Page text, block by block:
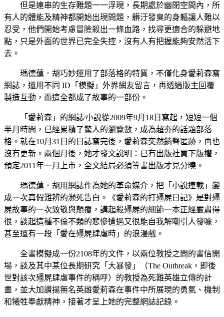
但是連串的生存難題一一浮現，長期處於幽閉空間內，所
有人的體能及精神都開始出現問題，髒汙發臭的身軀讓人難以
忍受，他們開始考慮冒險殺出一條血路，找尋更適合的躲避地
點，只是外面的世界已完全失控，沒有人有把握能夠安然活下
去。
瑪德蓮．胡巧妙運用了部落格的特質，不僅化身愛莉森寫
網誌，還用不同 ID「模擬」外界網友留言，再透過版主回覆
製造互動，而這全都成了故事的一部份。
「愛莉森」的網誌∕小說從2009年9月18日寫起，短短一個
半月時間，已經累積了驚人的瀏覽數，成為超夯的話題部落
格。就在10月31日的日誌寫完後，愛莉森突然銷聲匿跡，再也
沒有更新。兩個月後，她才發文說明：已有出版社買下版權，
預定2011年一月上市，全文結局必須等書出版才見分曉。
瑪德蓮．胡用網誌作為她的革命媒介，把「小說連載」變
成一次真假難辨的瀕死告白。《愛莉森的打殭屍日記》是對殭
屍故事的一次致敬與顛覆，講起殺殭屍的細節一本正經嚴肅得
很，談起這種不倫不類的悲慘遭遇又很能自我解嘲引人發噱，
甚至還有一段「愛在殭屍肆虐時」的浪漫戲。
全書模擬成一份2108年的文件，以兩位教授之間的書信開
場，談及其中某位長期研究「大暴發」（The Outbreak，即後
世對該次殭屍肆虐事件的稱呼）的教授為死難英雄立傳的計
畫，並大加讚揚無名英雌愛莉森在事件中所展現的勇氣、機制
和犧牲奉獻精神，接著才呈上她的完整網誌記錄。